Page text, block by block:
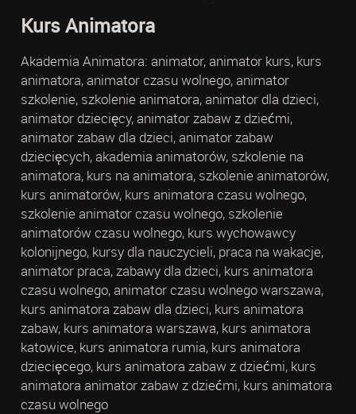
Kurs Animatora
Akademia Animatora: animator, animator kurs, kurs
animatora, animator czasu wolnego, animator
szkolenie, szkolenie animatora, animator dla dzieci,
animator dziecięcy, animator zabaw z dziećmi,
animator zabaw dla dzieci, animator zabaw
dziecięcych, akademia animatorów, szkolenie na
animatora, kurs na animatora, szkolenie animatorów,
kurs animatorów, kurs animatora czasu wolnego,
szkolenie animator czasu wolnego, szkolenie
animatorów czasu wolnego, kurs wychowawcy
kolonijnego, kursy dla nauczycieli, praca na wakacje,
animator praca, zabawy dla dzieci, kurs animatora
czasu wolnego, animator czasu wolnego warszawa,
kurs animatora zabaw dla dzieci, kurs animatora
zabaw, kurs animatora warszawa, kurs animatora
katowice, kurs animatora rumia, kurs animatora
dziecięcego, kurs animatora zabaw z dziećmi, kurs
animatora animator zabaw z dziećmi, kurs animatora
czasu wolnego